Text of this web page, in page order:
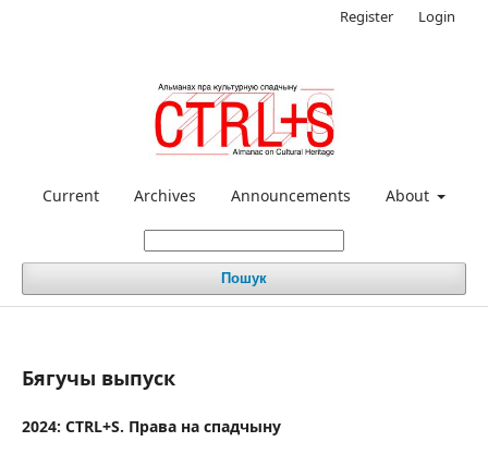
Current Archives Announcements About
Пошук
Register Login
Бягучы выпуск
2024: CTRL+S. Права на спадчыну